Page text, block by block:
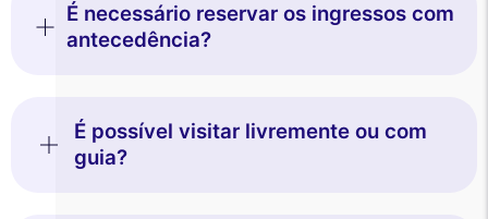
É necessário reservar os ingressos com
antecedência?
É possível visitar livremente ou com
guia?